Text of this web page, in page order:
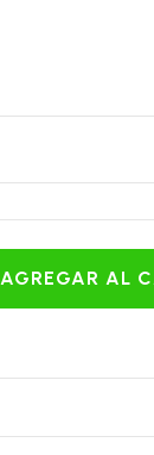
AGREGAR AL